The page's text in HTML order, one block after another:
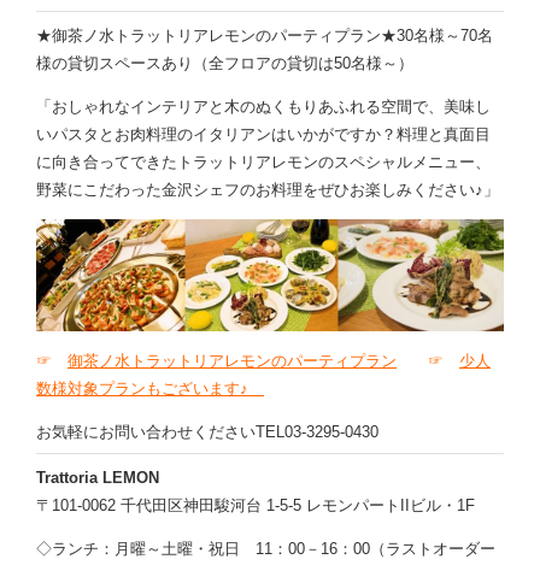
★御茶ノ水トラットリアレモンのパーティプラン★30名様～70名
様の貸切スペースあり（全フロアの貸切は50名様～）
「おしゃれなインテリアと木のぬくもりあふれる空間で、美味し
いパスタとお肉料理のイタリアンはいかがですか？料理と真面目
に向き合ってできたトラットリアレモンのスペシャルメニュー、
野菜にこだわった金沢シェフのお料理をぜひお楽しみください♪」
☞ 御茶ノ水トラットリアレモンのパーティプラン ☞ 少人
数様対象プランもございます♪
お気軽にお問い合わせくださいTEL03-3295-0430
Trattoria LEMON
〒101-0062 千代田区神田駿河台 1-5-5 レモンパートIIビル・1F
◇ランチ：月曜～土曜・祝日 11：00－16：00（ラストオーダー